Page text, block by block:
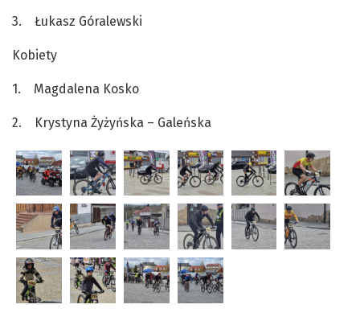
3. Łukasz Góralewski
Kobiety
1. Magdalena Kosko
2. Krystyna Żyżyńska – Galeńska